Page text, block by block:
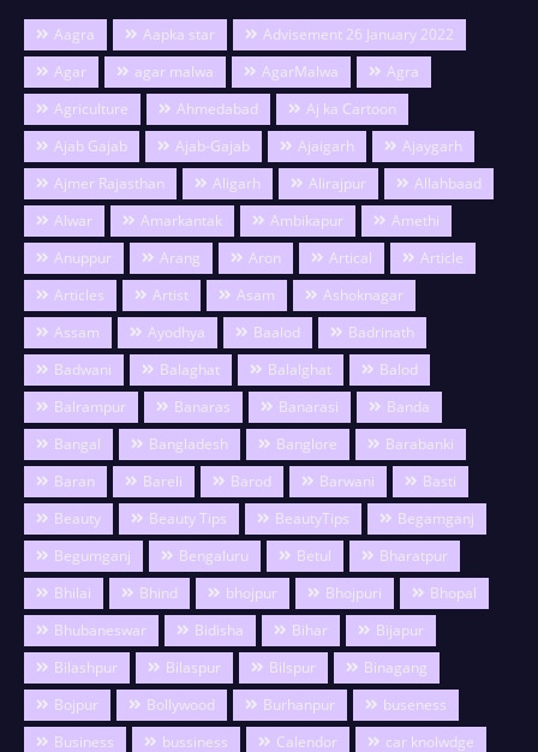
Aagra Aapka star
Advisement 26 January 2022
Agar
agar malwa AgarMalwa
Agra
Agriculture
Ahmedabad
Aj ka Cartoon
Ajab Gajab
Ajab-Gajab Ajaigarh
Ajaygarh
Ajmer Rajasthan
Aligarh Alirajpur
Allahbaad
Alwar
Amarkantak Ambikapur
Amethi
Anuppur
Arang Aron Artical
Article
Articles
Artist Asam
Ashoknagar
Assam
Ayodhya Baalod
Badrinath
Badwani
Balaghat Balalghat
Balod
Balrampur
Banaras Banarasi
Banda
Bangal
Bangladesh Banglore
Barabanki
Baran
Bareli Barod Barwani
Basti
Beauty
Beauty Tips BeautyTips
Begamganj
Begumganj
Bengaluru Betul
Bharatpur
Bhilai
Bhind bhojpur Bhojpuri
Bhopal
Bhubaneswar
Bidisha Bihar
Bijapur
Bilashpur
Bilaspur Bilspur
Binagang
Bojpur
Bollywood Burhanpur
buseness
Business
bussiness Calendor car knolwdge